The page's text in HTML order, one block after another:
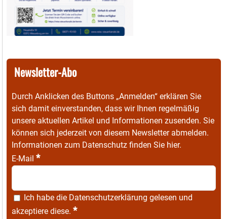
Newsletter-Abo
Durch Anklicken des Buttons „Anmelden“ erklären Sie
sich damit einverstanden, dass wir Ihnen regelmäßig
unsere aktuellen Artikel und Informationen zusenden. Sie
können sich jederzeit von diesem Newsletter abmelden.
Informationen zum Datenschutz finden Sie hier.
E-Mail *
Ich habe die Datenschutzerklärung gelesen und
akzeptiere diese. *